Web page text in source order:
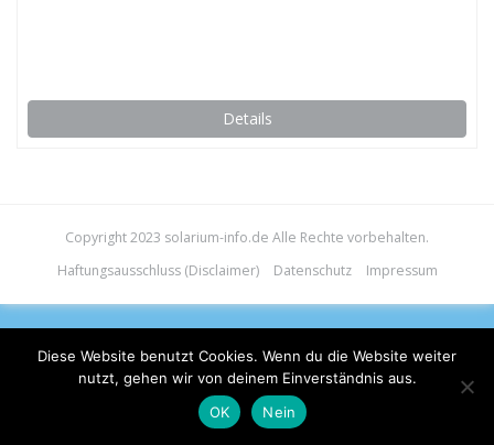
Details
Copyright 2023 solarium-info.de Alle Rechte vorbehalten.
Haftungsausschluss (Disclaimer)
Datenschutz Impressum
Diese Website benutzt Cookies. Wenn du die Website weiter
nutzt, gehen wir von deinem Einverständnis aus.
OK
Nein